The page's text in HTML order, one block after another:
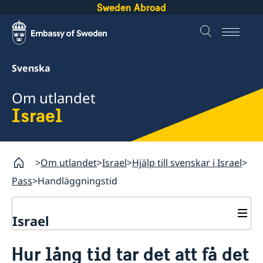
Sweden Abroad
Svenska
Om utlandet
Israel
Om utlandet Israel Hjälp till svenskar i Israel
Pass Handläggningstid
Israel
Hjälp till svenskar i Israel
Hur lång tid tar det att få det